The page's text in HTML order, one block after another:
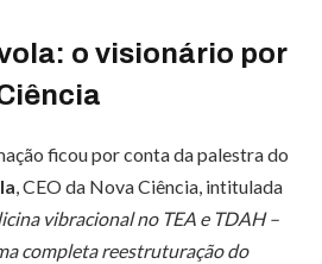
o visionário por
ficou por conta da palestra do
, CEO da Nova Ciência, intitulada
vibracional no TEA e TDAH –
completa reestruturação do